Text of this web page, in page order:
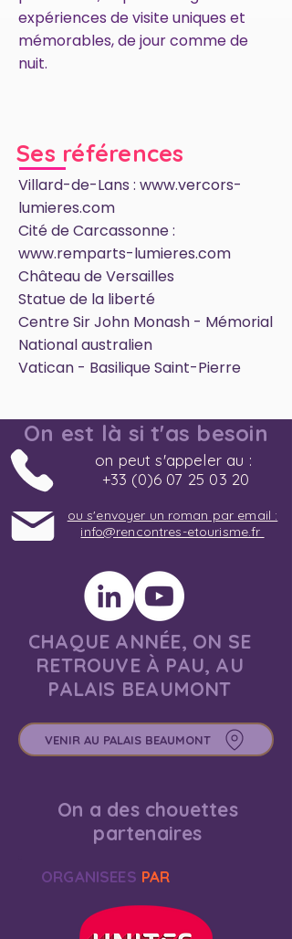
expériences de visite uniques et
mémorables, de jour comme de
nuit.
Ses références
Villard-de-Lans : www.vercors-
lumieres.com
Cité de Carcassonne :
www.remparts-lumieres.com
Château de Versailles
Statue de la liberté
Centre Sir John Monash - Mémorial
National australien
Vatican - Basilique Saint-Pierre
On est là si t'as besoin
on peut s'appeler au :
+33 (0)6 07 25 03 20
ou s'envoyer un roman par email :
info@rencontres-etourisme.fr
CHAQUE ANNÉE, ON SE
RETROUVE À PAU, AU
PALAIS BEAUMONT
VENIR AU PALAIS BEAUMONT
On a des chouettes
partenaires
ORGANISEES PAR